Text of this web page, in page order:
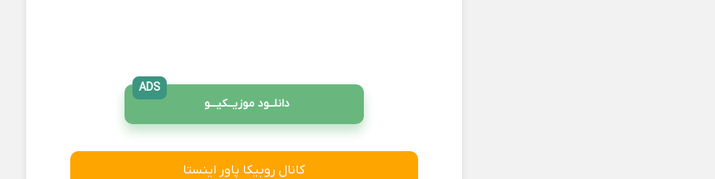
دانلــود موزیــکیـــو
ADS
کانال روبیکا پاور اینستا